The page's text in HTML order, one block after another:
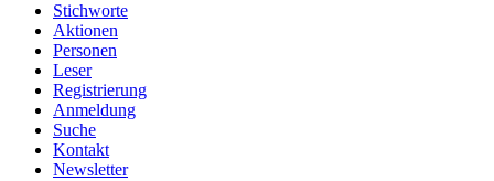
Stichworte
Aktionen
Personen
Leser
Registrierung
Anmeldung
Suche
Kontakt
Newsletter